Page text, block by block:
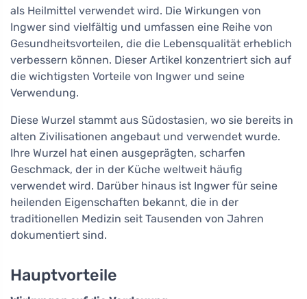
als Heilmittel verwendet wird. Die Wirkungen von
Ingwer sind vielfältig und umfassen eine Reihe von
Gesundheitsvorteilen, die die Lebensqualität erheblich
verbessern können. Dieser Artikel konzentriert sich auf
die wichtigsten Vorteile von Ingwer und seine
Verwendung.
Diese Wurzel stammt aus Südostasien, wo sie bereits in
alten Zivilisationen angebaut und verwendet wurde.
Ihre Wurzel hat einen ausgeprägten, scharfen
Geschmack, der in der Küche weltweit häufig
verwendet wird. Darüber hinaus ist Ingwer für seine
heilenden Eigenschaften bekannt, die in der
traditionellen Medizin seit Tausenden von Jahren
dokumentiert sind.
Hauptvorteile